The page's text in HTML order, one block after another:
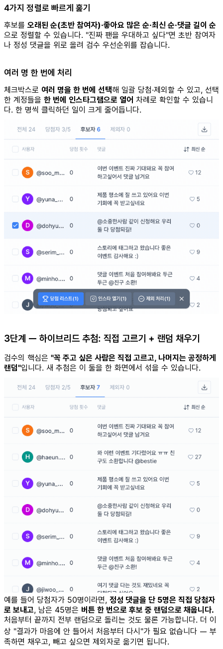
4가지 정렬로 빠르게 훑기
후보를 오래된 순(초반 참여자)·좋아요 많은 순·최신 순·댓글 길이 순
으로 정렬할 수 있습니다. "진짜 팬을 우대하고 싶다"면 초반 참여자
나 정성 댓글을 위로 올려 검수 우선순위를 잡습니다.
여러 명 한 번에 처리
체크박스로 여러 명을 한 번에 선택해 일괄 당첨·제외할 수 있고, 선택
한 계정들을 한 번에 인스타그램으로 열어 차례로 확인할 수 있습니
다. 한 명씩 클릭하던 일이 크게 줄어듭니다.
3단계 — 하이브리드 추첨: 직접 고르기 + 랜덤 채우기
검수의 핵심은 "꼭 주고 싶은 사람은 직접 고르고, 나머지는 공정하게
랜덤"입니다. 새 추첨은 이 둘을 한 화면에서 섞을 수 있습니다.
예를 들어 당첨자가 50명이라면, 정성 댓글을 단 5명은 직접 당첨자
로 보내고, 남은 45명은 버튼 한 번으로 후보 중 랜덤으로 채웁니다.
처음부터 끝까지 전부 랜덤으로 돌리는 것도 물론 가능합니다. 더 이
상 "결과가 마음에 안 들어서 처음부터 다시"가 필요 없습니다 — 부
족하면 채우고, 빼고 싶으면 제외자로 옮기면 됩니다.